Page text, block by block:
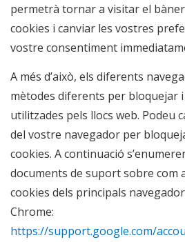
permetrà tornar a visitar el
cookies i canviar les vostres
vostre consentiment
A més d’això, els diferents
mètodes diferents per bloquejar
utilitzades pels llocs web. Podeu
del vostre navegador per
cookies. A continuació
documents de suport sobre com
cookies dels principals
Chrome:
https://support.google.com/